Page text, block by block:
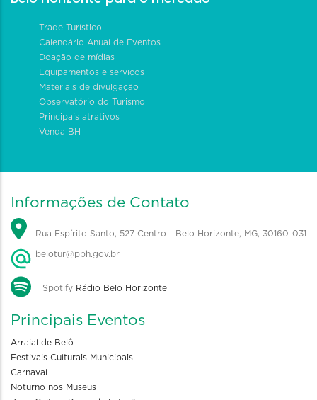
Trade Turístico
Calendário Anual de Eventos
Doação de mídias
Equipamentos e serviços
Materiais de divulgação
Observatório do Turismo
Principais atrativos
Venda BH
Informações de Contato
Rua Espírito Santo, 527 Centro - Belo Horizonte, MG, 30160-031
belotur@pbh.gov.br
Spotify Rádio Belo Horizonte
Principais Eventos
Arraial de Belô
Festivais Culturais Municipais
Carnaval
Noturno nos Museus